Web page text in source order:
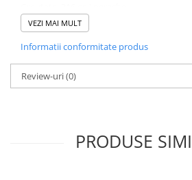
VEZI MAI MULT
Informatii conformitate produs
Review-uri(0)
PRODUSE